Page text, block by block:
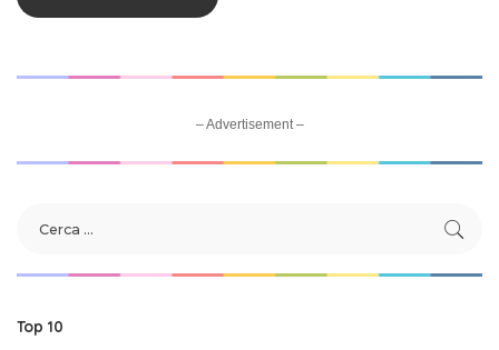
– Advertisement –
Top 10